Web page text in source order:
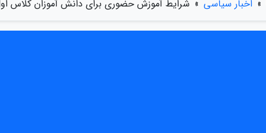
» اخبار سیاسی » شرایط آموزش حضوری برای دانش آموزان کلاس